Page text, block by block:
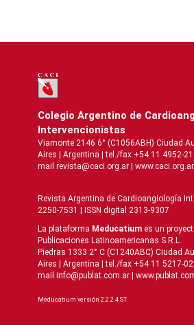
Colegio Argentino de
Intervencionistas
Viamonte 2146 6° (C1056ABH) Ciudad
Aires | Argentina | tel./fax +54 11 4952-
mail revista@caci.org.ar | www.caci.org.ar
Revista Argentina de Cardioangiologí­a
2250-7531 | ISSN digital 2313-9307
La plataforma Meducatium es un
Publicaciones Latinoamericanas S.R.L.
Piedras 1333 2° C (C1240ABC) Ciudad
Aires | Argentina | tel./fax +54 11 5217-
mail info@publat.com.ar |
Meducatium versión 2.2.2.4 ST